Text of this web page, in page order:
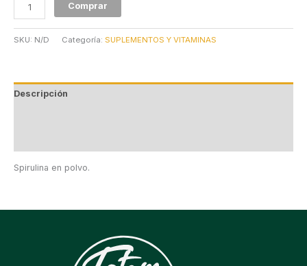
Comprar
SKU: N/D Categoría: SUPLEMENTOS Y VITAMINAS
Descripción
Spirulina en polvo.